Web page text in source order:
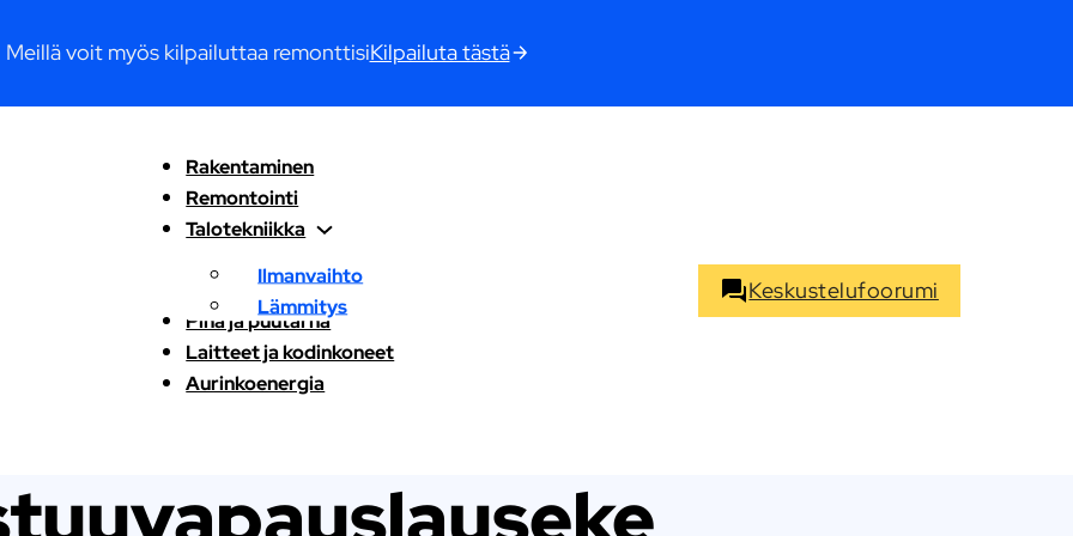
Meillä voit myös kilpailuttaa remonttisiKilpailuta tästä
Rakentaminen
Remontointi
Talotekniikka
Ilmanvaihto
Lämmitys
Piha ja puutarha
Laitteet ja kodinkoneet
Aurinkoenergia
Keskustelufoorumi